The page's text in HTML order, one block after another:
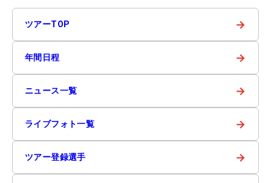
ツアーTOP →
年間日程 →
ニュース一覧 →
ライブフォト一覧 →
ツアー登録選手 →